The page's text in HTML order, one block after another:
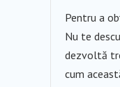
Pentru a
Nu te
dezvoltă
cum